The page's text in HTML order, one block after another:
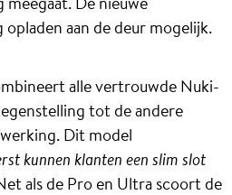
aan de deur mogelijk.
alle vertrouwde Nuki-
tot de andere
Dit model
kunnen klanten een slim slot
als de Pro en Ultra scoort de